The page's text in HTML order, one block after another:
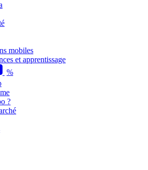
mobiles
et apprentissage
%
?